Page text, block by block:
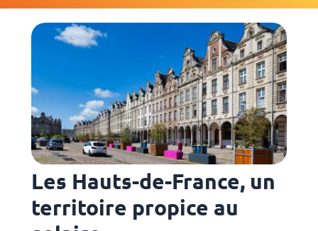
Les Hauts-de-France, un
territoire propice au